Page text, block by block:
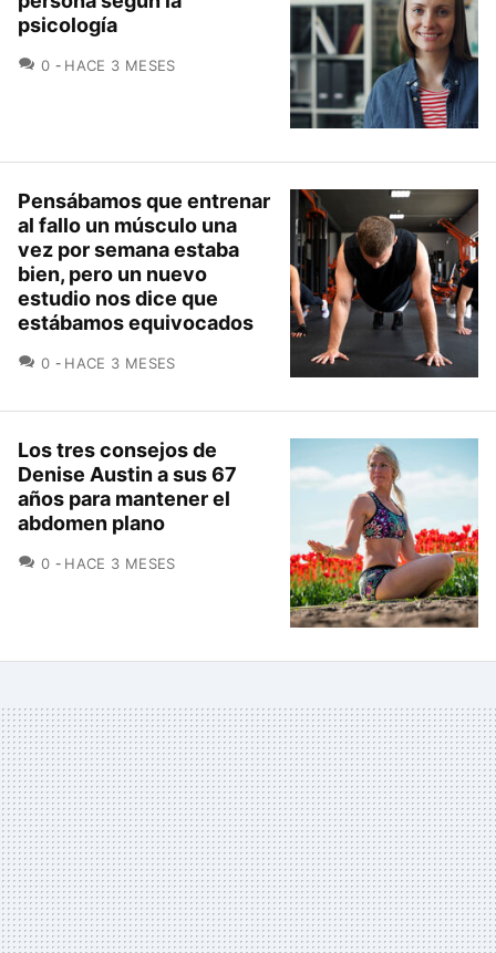
psicología
0 COMENTARIOS
HACE 3 MESES
Pensábamos que entrenar
al fallo un músculo una
vez por semana estaba
bien, pero un nuevo
estudio nos dice que
estábamos equivocados
0 COMENTARIOS
HACE 3 MESES
Los tres consejos de
Denise Austin a sus 67
años para mantener el
abdomen plano
0 COMENTARIOS
HACE 3 MESES